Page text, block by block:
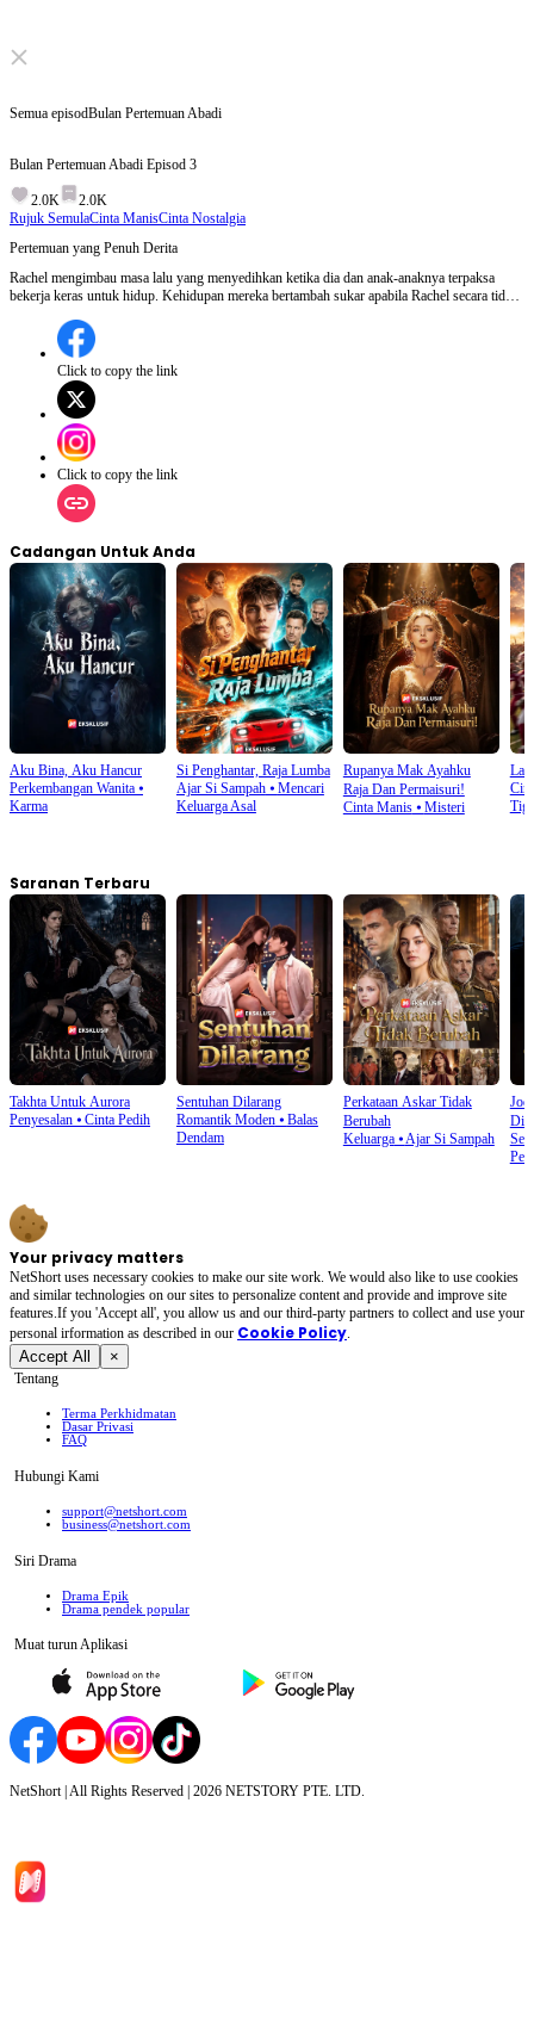
Semua episodBulan Pertemuan Abadi
Bulan Pertemuan Abadi Episod 3
2.0K
2.0K
Rujuk SemulaCinta ManisCinta Nostalgia
Pertemuan yang Penuh Derita
Rachel mengimbau masa lalu yang menyedihkan ketika dia dan anak-anaknya terpaksa
bekerja keras untuk hidup. Kehidupan mereka bertambah sukar apabila Rachel secara tidak
membawa Rachel ke kelab malam sebagai bayaran. Jack, yang kini seorang panglima,
masih merindui Rachel dan bertekad untuk melindunginya.Adakah Jack akan tiba tepat
pada masanya untuk menyelamatkan Rachel dari cengkaman wanita kejam itu?
Click to copy the link
Click to copy the link
Cadangan Untuk Anda
Aku Bina, Aku Hancur
Perkembangan Wanita ⦁
Karma
Si Penghantar, Raja Lumba
Ajar Si Sampah⦁ Mencari
Keluarga Asal
Rupanya Mak Ayahku
Raja Dan Permaisuri!
Cinta Manis⦁ Misteri
Tiga
Saranan Terbaru
Takhta Untuk Aurora
Penyesalan ⦁ Cinta Pedih
Sentuhan Dilarang
Romantik Moden⦁ Balas
Dendam
Perkataan Askar Tidak
Berubah
Keluarga⦁Ajar Si Sampah
Your privacy matters
NetShort uses necessary cookies to make our site work. We would also like to use cookies
and similar technologies on our sites to personalize content and provide and improve site
features.If you 'Accept all', you allow us and our third-party partners to collect and use your
personal irformation as described in our Cookie Policy.
Accept All ×
Tentang
Terma Perkhidmatan
Dasar Privasi
FAQ
Hubungi Kami
support@netshort.com
business@netshort.com
Siri Drama
Drama Epik
Drama pendek popular
Muat turun Aplikasi
NetShort | All Rights Reserved | 2026 NETSTORY PTE. LTD.